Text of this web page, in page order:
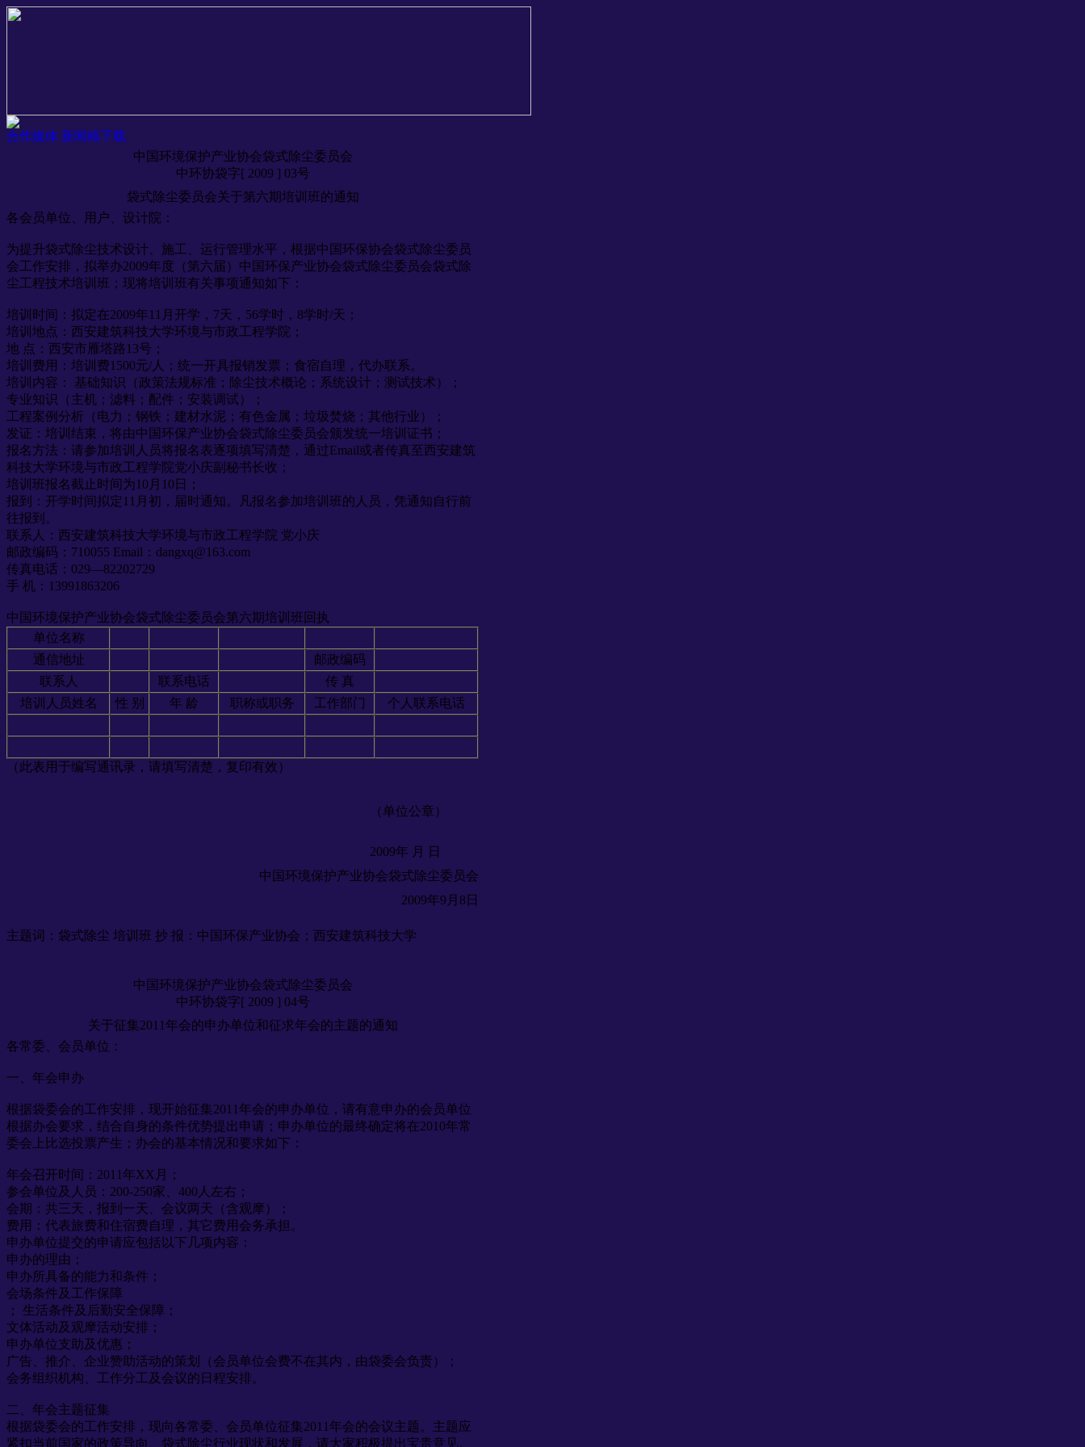
合作媒体 新闻稿下载
中国环境保护产业协会袋式除尘委员会
中环协袋字[ 2009 ] 03号
袋式除尘委员会关于第六期培训班的通知
各会员单位、用户、设计院：
为提升袋式除尘技术设计、施工、运行管理水平，根据中国环保协会袋式除尘委员
会工作安排，拟举办2009年度（第六届）中国环保产业协会袋式除尘委员会袋式除
尘工程技术培训班；现将培训班有关事项通知如下：
培训时间：拟定在2009年11月开学，7天，56学时，8学时/天；
培训地点：西安建筑科技大学环境与市政工程学院；
地 点：西安市雁塔路13号；
培训费用：培训费1500元/人；统一开具报销发票；食宿自理，代办联系。
培训内容： 基础知识（政策法规标准；除尘技术概论；系统设计；测试技术）；
专业知识（主机；滤料；配件；安装调试）；
工程案例分析（电力；钢铁；建材水泥；有色金属；垃圾焚烧；其他行业）；
发证：培训结束，将由中国环保产业协会袋式除尘委员会颁发统一培训证书；
报名方法：请参加培训人员将报名表逐项填写清楚，通过Email或者传真至西安建筑
科技大学环境与市政工程学院党小庆副秘书长收；
培训班报名截止时间为10月10日；
报到：开学时间拟定11月初，届时通知。凡报名参加培训班的人员，凭通知自行前
往报到。
联系人：西安建筑科技大学环境与市政工程学院 党小庆
邮政编码：710055 Email：dangxq@163.com
传真电话：029—82202729
手 机：13991863206
中国环境保护产业协会袋式除尘委员会第六期培训班回执
单位名称
通信地址
邮政编码
联系人
联系电话
传 真
培训人员姓名
性 别 年 龄 职称或职务 工作部门 个人联系电话
（此表用于编写通讯录，请填写清楚，复印有效）
（单位公章）
2009年 月 日
中国环境保护产业协会袋式除尘委员会
2009年9月8日
主题词：袋式除尘 培训班 抄 报：中国环保产业协会；西安建筑科技大学
中国环境保护产业协会袋式除尘委员会
中环协袋字[ 2009 ] 04号
关于征集2011年会的申办单位和征求年会的主题的通知
各常委、会员单位：
一、年会申办
根据袋委会的工作安排，现开始征集2011年会的申办单位，请有意申办的会员单位
根据办会要求，结合自身的条件优势提出申请；申办单位的最终确定将在2010年常
委会上比选投票产生；办会的基本情况和要求如下：
年会召开时间：2011年XX月；
参会单位及人员：200-250家、400人左右；
会期：共三天，报到一天、会议两天（含观摩）；
费用：代表旅费和住宿费自理，其它费用会务承担。
申办单位提交的申请应包括以下几项内容：
申办的理由；
申办所具备的能力和条件；
会场条件及工作保障
； 生活条件及后勤安全保障；
文体活动及观摩活动安排；
申办单位支助及优惠；
广告、推介、企业赞助活动的策划（会员单位会费不在其内，由袋委会负责）；
会务组织机构、工作分工及会议的日程安排。
二、年会主题征集
根据袋委会的工作安排，现向各常委、会员单位征集2011年会的会议主题。主题应
紧扣当前国家的政策导向、袋式除尘行业现状和发展，请大家积极提出宝贵意见。